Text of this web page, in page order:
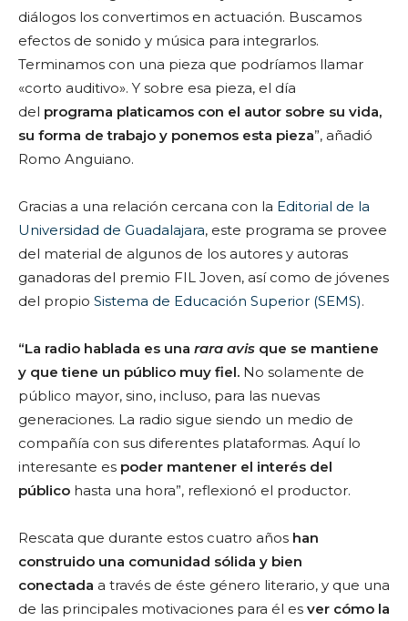
diálogos los convertimos en actuación. Buscamos
efectos de sonido y música para integrarlos.
Terminamos con una pieza que podríamos llamar
«corto auditivo». Y sobre esa pieza, el día
del programa platicamos con el autor sobre su vida,
su forma de trabajo y ponemos esta pieza”, añadió
Romo Anguiano.
Gracias a una relación cercana con la Editorial de la
Universidad de Guadalajara, este programa se provee
del material de algunos de los autores y autoras
ganadoras del premio FIL Joven, así como de jóvenes
del propio Sistema de Educación Superior (SEMS).
“La radio hablada es una rara avis que se mantiene
y que tiene un público muy fiel. No solamente de
público mayor, sino, incluso, para las nuevas
generaciones. La radio sigue siendo un medio de
compañía con sus diferentes plataformas. Aquí lo
interesante es poder mantener el interés del
público hasta una hora”, reflexionó el productor.
Rescata que durante estos cuatro años han
construido una comunidad sólida y bien
conectada a través de éste género literario, y que una
de las principales motivaciones para él es ver cómo la